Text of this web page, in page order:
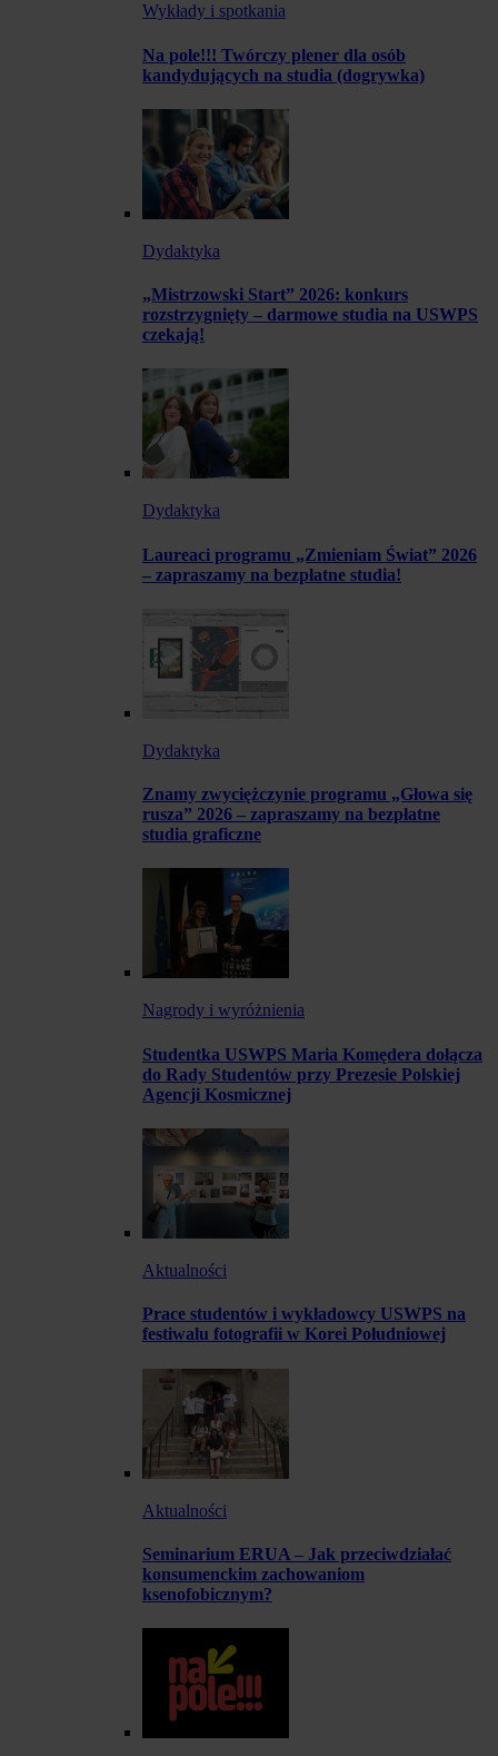
Wykłady i spotkania
Na pole!!! Twórczy plener dla osób
kandydujących na studia (dogrywka)
Dydaktyka
„Mistrzowski Start” 2026: konkurs
rozstrzygnięty – darmowe studia na USWPS
czekają!
Dydaktyka
Laureaci programu „Zmieniam Świat” 2026
– zapraszamy na bezpłatne studia!
Dydaktyka
Znamy zwyciężczynie programu „Głowa się
rusza” 2026 – zapraszamy na bezpłatne
studia graficzne
Nagrody i wyróżnienia
Studentka USWPS Maria Komędera dołącza
do Rady Studentów przy Prezesie Polskiej
Agencji Kosmicznej
Aktualności
Prace studentów i wykładowcy USWPS na
festiwalu fotografii w Korei Południowej
Aktualności
Seminarium ERUA – Jak przeciwdziałać
konsumenckim zachowaniom
ksenofobicznym?